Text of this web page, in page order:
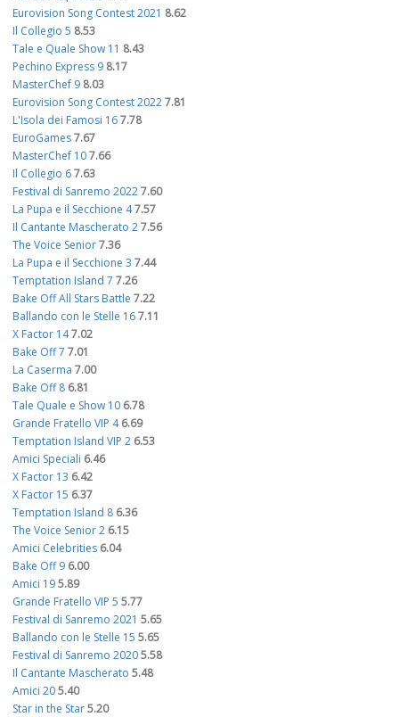
Eurovision Song Contest 2021 8.62
Il Collegio 5 8.53
Tale e Quale Show 11 8.43
Pechino Express 9 8.17
MasterChef 9 8.03
Eurovision Song Contest 20227.81
L'Isola dei Famosi 167.78
EuroGames7.67
MasterChef 107.66
Il Collegio 67.63
Festival di Sanremo 20227.60
La Pupa e il Secchione 47.57
Il Cantante Mascherato 27.56
The Voice Senior7.36
La Pupa e il Secchione 3 7.44
Temptation Island 7 7.26
Bake Off All Stars Battle 7.22
Ballando con le Stelle 167.11
X Factor 147.02
Bake Off 7 7.01
La Caserma 7.00
Bake Off 8 6.81
Tale Quale e Show 10 6.78
Grande Fratello VIP 4 6.69
Temptation Island VIP 2 6.53
Amici Speciali 6.46
X Factor 13 6.42
X Factor 15 6.37
Temptation Island 8 6.36
The Voice Senior 2 6.15
Amici Celebrities 6.04
Bake Off 9 6.00
Amici 195.89
Grande Fratello VIP 5 5.77
Festival di Sanremo 2021 5.65
Ballando con le Stelle 15 5.65
Festival di Sanremo 20205.58
Il Cantante Mascherato 5.48
Amici 205.40
Star in the Star5.20